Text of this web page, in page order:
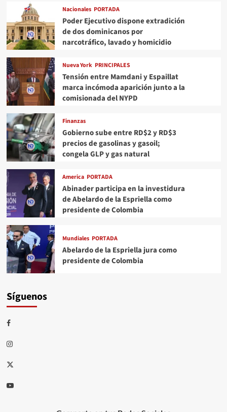
Nacionales PORTADA
Poder Ejecutivo dispone extradición
de dos dominicanos por
narcotráfico, lavado y homicidio
Nueva York PRINCIPALES
Tensión entre Mamdani y Espaillat
marca incómoda aparición junto a la
comisionada del NYPD
Finanzas
Gobierno sube entre RD$2 y RD$3
precios de gasolinas y gasoil;
congela GLP y gas natural
America PORTADA
Abinader participa en la investidura
de Abelardo de la Espriella como
presidente de Colombia
Mundiales PORTADA
Abelardo de la Espriella jura como
presidente de Colombia
Síguenos